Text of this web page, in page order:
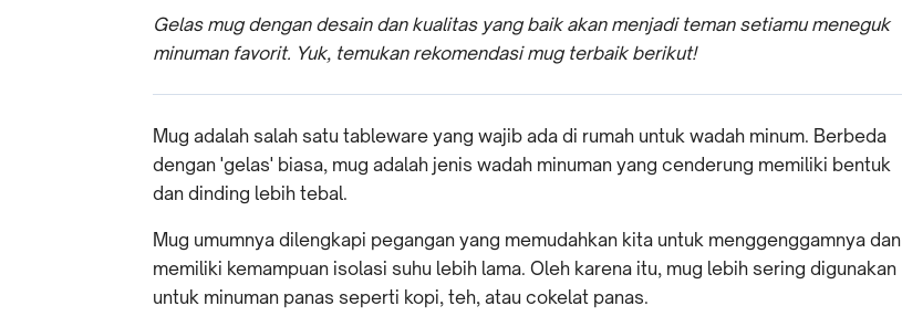
Gelas mug dengan desain dan kualitas yang baik akan menjadi teman setiamu meneguk
minuman favorit. Yuk, temukan rekomendasi mug terbaik berikut!
Mug adalah salah satu tableware yang wajib ada di rumah untuk wadah minum. Berbeda
dengan 'gelas' biasa, mug adalah jenis wadah minuman yang cenderung memiliki bentuk
dan dinding lebih tebal.
Mug umumnya dilengkapi pegangan yang memudahkan kita untuk menggenggamnya dan
memiliki kemampuan isolasi suhu lebih lama. Oleh karena itu, mug lebih sering digunakan
untuk minuman panas seperti kopi, teh, atau cokelat panas.